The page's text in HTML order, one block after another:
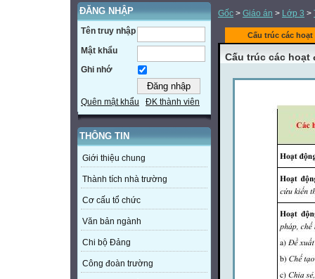
ĐĂNG NHẬP
Tên truy nhập
Mật khẩu
Ghi nhớ
Quên mật khẩu ĐK thành viên
THÔNG TIN
Giới thiệu chung
Thành tích nhà trường
Cơ cấu tổ chức
Văn bản ngành
Chi bộ Đảng
Công đoàn trường
Gốc > Giáo án > Lớp 3 >
Cấu trúc các
Cấu trúc các hoạt